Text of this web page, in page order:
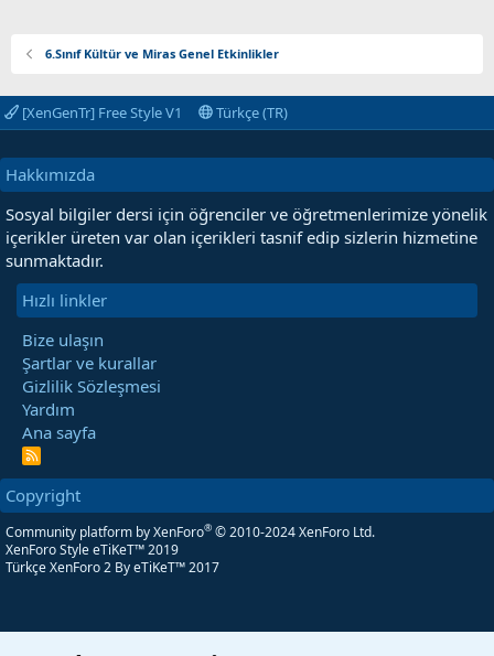
6.Sınıf Kültür ve Miras Genel Etkinlikler
[XenGenTr] Free Style V1 Türkçe (TR)
Hakkımızda
Sosyal bilgiler dersi için öğrenciler ve öğretmenlerimize yönelik
içerikler üreten var olan içerikleri tasnif edip sizlerin hizmetine
sunmaktadır.
Hızlı linkler
Bize ulaşın
Şartlar ve kurallar
Gizlilik Sözleşmesi
Yardım
Ana sayfa
R
S
Copyright
Community platform by XenForo® © 2010-2024 XenForo Ltd.
XenForo Style eTiKeT™ 2019
Türkçe XenForo 2 By eTiKeT™ 2017